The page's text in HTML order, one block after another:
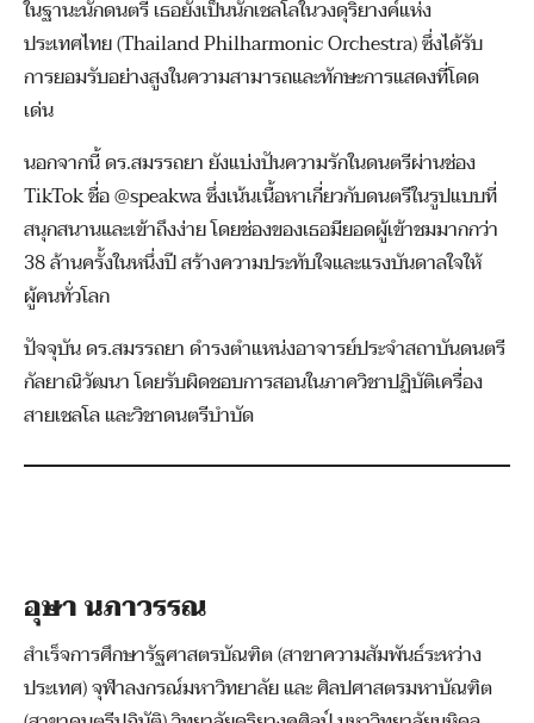
ในฐานะนักดนตรี เธอยังเป็นนักเชลโลในวงดุริยางค์แห่ง
ประเทศไทย (Thailand Philharmonic Orchestra) ซึ่งได้รับ
การยอมรับอย่างสูงในความสามารถและทักษะการแสดงที่โดด
เด่น
นอกจากนี้ ดร.สมรรถยา ยังแบ่งปันความรักในดนตรีผ่านช่อง
TikTok ชื่อ @speakwa ซึ่งเน้นเนื้อหาเกี่ยวกับดนตรีในรูปแบบที่
สนุกสนานและเข้าถึงง่าย โดยช่องของเธอมียอดผู้เข้าชมมากกว่า
38 ล้านครั้งในหนึ่งปี สร้างความประทับใจและแรงบันดาลใจให้
ผู้คนทั่วโลก
ปัจจุบัน ดร.สมรรถยา ดำรงตำแหน่งอาจารย์ประจำสถาบันดนตรี
กัลยาณิวัฒนา โดยรับผิดชอบการสอนในภาควิชาปฏิบัติเครื่อง
สายเชลโล และวิชาดนตรีบำบัด
อุษา นภาวรรณ
สำเร็จการศึกษารัฐศาสตรบัณฑิต (สาขาความสัมพันธ์ระหว่าง
ประเทศ) จุฬาลงกรณ์มหาวิทยาลัย และ ศิลปศาสตรมหาบัณฑิต